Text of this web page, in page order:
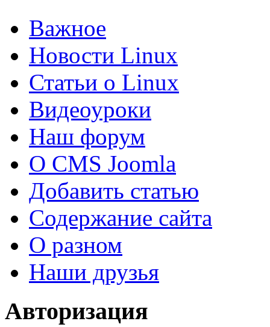
Важное
Новости Linux
Статьи о Linux
Видеоуроки
Наш форум
О CMS Joomla
Добавить статью
Содержание сайта
О разном
Наши друзья
Авторизация